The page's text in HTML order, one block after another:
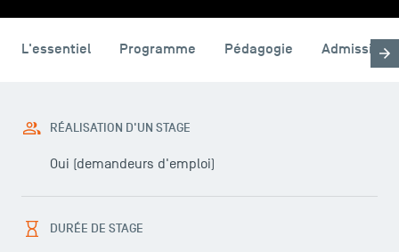
L'essentiel Programme Pédagogie Admission
RÉALISATION D'UN STAGE
Oui (demandeurs d'emploi)
DURÉE DE STAGE